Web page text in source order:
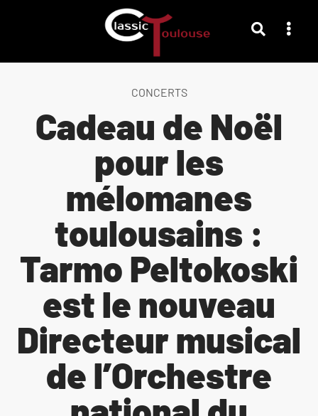
CONCERTS
Cadeau de Noël
pour les
mélomanes
toulousains :
Tarmo Peltokoski
est le nouveau
Directeur musical
de l’Orchestre